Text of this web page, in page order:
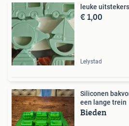
leuke
€ 1,00
Lelystad
Siliconen
een lange trein
Bieden